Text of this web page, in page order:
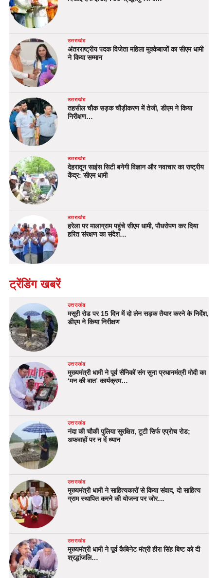
उत्तराखंड
अंतरराष्ट्रीय पदक विजेता महिला मुक्केबाजों का सीएम धामी
ने किया सम्मान
उत्तराखंड
तहसील चौक सड़क चौड़ीकरण में तेजी, डीएम ने किया
निरीक्षण…
उत्तराखंड
देहरादून साइंस सिटी बनेगी विज्ञान और नवाचार का राष्ट्रीय
केंद्र: सीएम धामी
उत्तराखंड
हरेला पर मालाग्राम पहुंचे सीएम धामी, पौधरोपण कर दिया
हरित संरक्षण का संदेश…
ट्रेंडिंग खबरें
उत्तराखंड
मसूरी रोड पर 15 दिन में दो लेन सड़क तैयार करने के निर्देश,
डीएम ने किया निरीक्षण
उत्तराखंड
मुख्यमंत्री धामी ने पूर्व सैनिकों संग सुना प्रधानमंत्री मोदी का
‘मन की बात’ कार्यक्रम…
उत्तराखंड
नंदा की चौकी पुलिया सुरक्षित, टूटी सिर्फ एप्रोच रोड;
अफवाहों पर न दें ध्यान
उत्तराखंड
मुख्यमंत्री धामी ने साहित्यकारों से किया संवाद, दो साहित्य
ग्राम स्थापित करने की योजना पर जोर…
उत्तराखंड
मुख्यमंत्री धामी ने पूर्व कैबिनेट मंत्री हीरा सिंह बिष्ट को दी
श्रद्धांजलि…